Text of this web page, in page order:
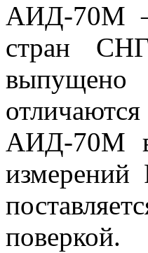
АИД-70М —
стран
АИД-70М
измерений
поверкой.